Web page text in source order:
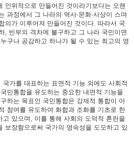
인위적으로 만들어진 것이라기보다는 오랜
과정에서 그 나라의 역사·문화·사상이 스며
의가 이루어져 만들어진 것이다. 따라서 국
, 빈부의 격차에 불구하고 그 나라 국민이면
구나 공감하고 하나가 될 수 있는 최고의 영
국가를 대표하는 표면적 기능 외에도 사회적
민통합을 유도하는 중요한 내면적 기능을
하는 목표인 국민통합은 강제적 통합이 아
참여를 유도하여 화합과 조화를 기초로 한
고 있으며, 이를 통해 사회의 도덕적 혼란을
보장함으로써 국가의 영속성을 도모하고 있